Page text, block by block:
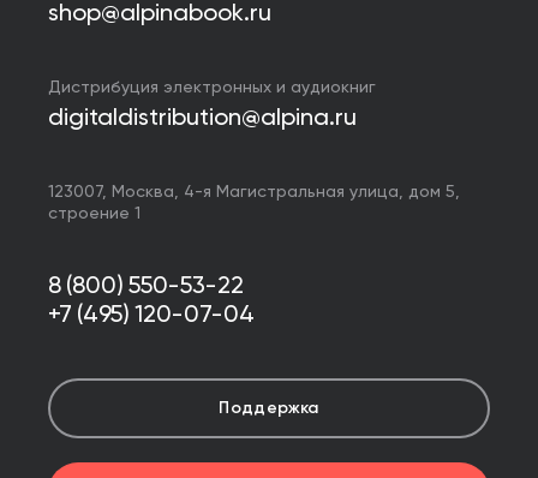
shop@alpinabook.ru
Дистрибуция электронных и аудиокниг
digitaldistribution@alpina.ru
123007, Москва, 4-я Магистральная улица, дом 5,
строение 1
8 (800) 550-53-22
+7 (495) 120-07-04
Поддержка